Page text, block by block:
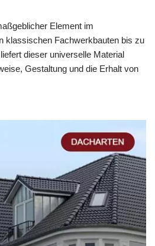
Element im
klassischen Fachwerkbauten bis zu
dieser universelle Material
Gestaltung und die Erhalt von